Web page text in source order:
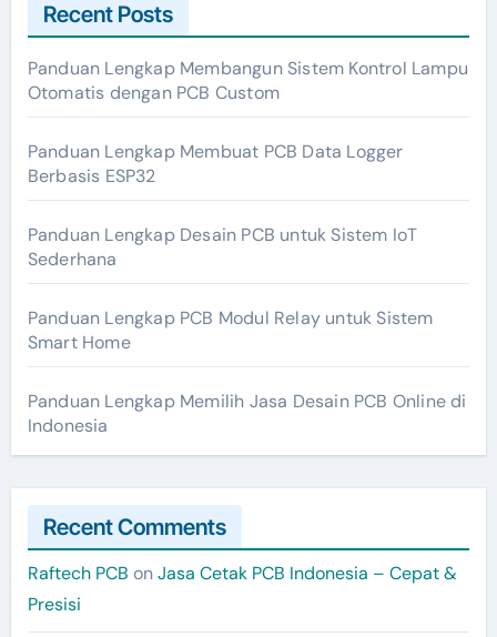
Recent Posts
Panduan Lengkap Membangun Sistem Kontrol Lampu
Otomatis dengan PCB Custom
Panduan Lengkap Membuat PCB Data Logger
Berbasis ESP32
Panduan Lengkap Desain PCB untuk Sistem IoT
Sederhana
Panduan Lengkap PCB Modul Relay untuk Sistem
Smart Home
Panduan Lengkap Memilih Jasa Desain PCB Online di
Indonesia
Recent Comments
Raftech PCB onJasa Cetak PCB Indonesia – Cepat &
Presisi